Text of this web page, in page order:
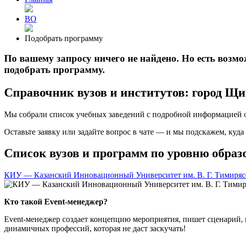
ВО
Подобрать программу
По вашему запросу ничего не найдено. Но есть
подобрать программу.
Справочник вузов и институтов: город
Мы собрали список учебных заведений с подробной информацией
Оставьте заявку или задайте вопрос в чате — и мы подскажем,
Список вузов и программ по уровню
КИУ — Казанский Инновационный Университет им. В. Г.
Кто такой Event-менеджер?
Event-менеджер создает концепцию мероприятия, пишет
динамичных профессий, которая не даст заскучать!